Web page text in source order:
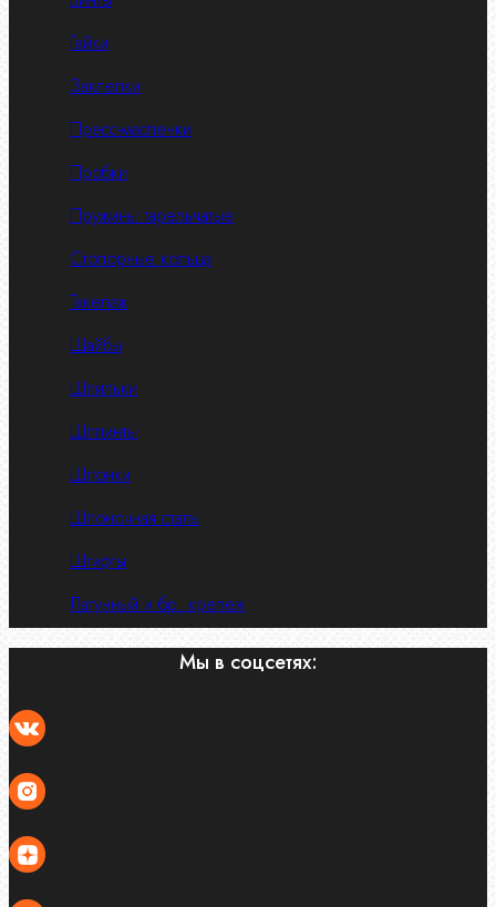
Гайки
Заклепки
Пресс-масленки
Пробки
Пружины тарельчатые
Стопорные кольца
Такелаж
Шайбы
Шпильки
Шплинты
Шпонки
Шпоночная сталь
Штифты
Латунный и бр. крепеж
Мы в соцсетях: